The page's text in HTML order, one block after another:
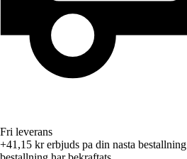
Fri leverans
+41,15 krerbjuds pa din nasta bestallning